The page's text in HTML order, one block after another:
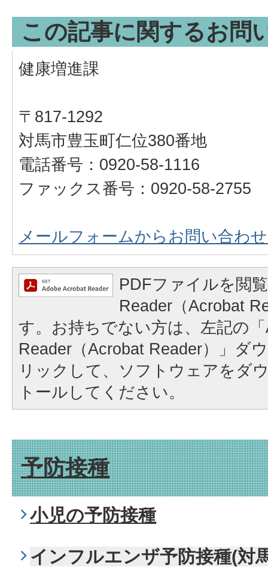
この記事に関するお問
健康増進課
〒817-1292
対馬市豊玉町仁位380番地
電話番号：0920-58-1116
ファックス番号：0920-58-2755
メールフォームからお問い合わ
PDFファイルを閲
Reader（Acrobat
す。お持ちでない方は、左記の
Reader（Acrobat Reader）」ダ
リックして、ソフトウェアをダ
トールしてください。
予防接種
小児の予防接種
インフルエンザ予防接種(対